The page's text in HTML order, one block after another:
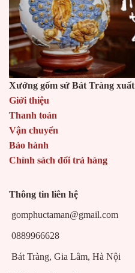
Xưởng gốm sứ Bát Tràng
Giới thiệu
Thanh toán
Vận chuyển
Bảo hành
Chính sách đổi trả hàng
Thông tin liên hệ
gomphuctaman@gmail.com
0889966628
Bát Tràng, Gia Lâm, Hà Nội